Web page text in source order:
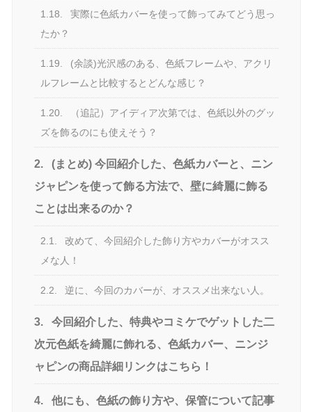
1.18.
実際に色紙カバーを使って飾ってみてどう思っ
たか？
1.19.
(余談)光沢感のある、色紙フレームや、アクリ
ルフレームと比較するとどんな感じ？
1.20.
（追記）アイディア次第では、色紙以外のグッ
ズを飾るのにも使えそう？
2.
(まとめ) 今回紹介した、色紙カバーと、ニン
ジャピンを使って飾る方法で、壁に綺麗に飾る
ことは出来るのか？
2.1.
改めて、今回紹介した飾り方やカバーがオスス
メな人！
2.2. 逆に、今回のカバーが、オススメ出来ない人。
3.
今回紹介した、特典やコミケでゲットした二
次元色紙を綺麗に飾れる、色紙カバー、ニンジ
ャピンの商品詳細リンクはこちら！
4. 他にも、色紙の飾り方や、保管について記事